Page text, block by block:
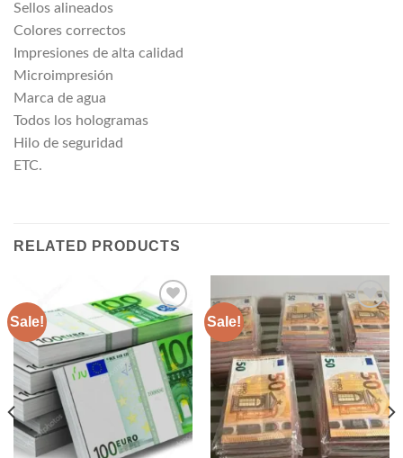
Sellos alineados
Colores correctos
Impresiones de alta calidad
Microimpresión
Marca de agua
Todos los hologramas
Hilo de seguridad
ETC.
RELATED PRODUCTS
Sale! Sale!